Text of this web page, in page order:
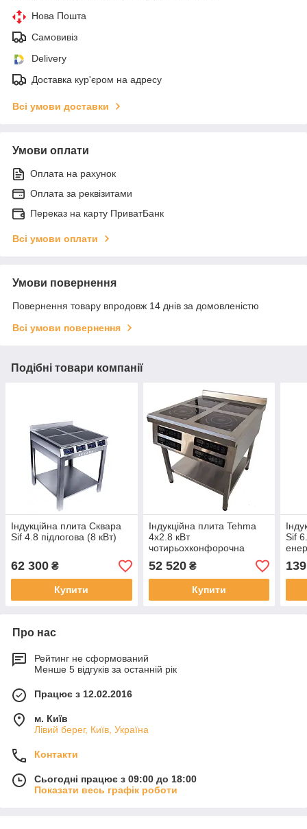
Нова Пошта
Самовивіз
Delivery
Доставка кур'єром на адресу
Всі умови доставки
Умови оплати
Оплата на рахунок
Оплата за реквізитами
Переказ на карту ПриватБанк
Всі умови оплати
Умови повернення
Повернення товару впродовж 14 днів за домовленістю
Всі умови повернення
Подібні товари компанії
Індукційна плита Сквара
Sif 4.8 підлогова (8 кВт)
62 300 ₴
Купити
Індукційна плита Tehma
4х2.8 кВт
чотирьохконфорочна
підлогова для кафе та
їдальні
52 520₴
Купити
Sif
Про нас
Рейтинг не сформований
Менше 5 відгуків за останній рік
Працює з 12.02.2016
м. Київ
Лівий берег, Київ, Україна
Контакти
Сьогодні працює з 09:00 до 18:00
Показати весь графік роботи